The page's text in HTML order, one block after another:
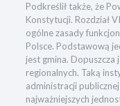
Podkreślił także, że
Konstytucji. Rozdział
ogólne zasady
Polsce. Podstawową
jest gmina. Dopuszcza
regionalnych. Taką
administracji
najważniejszych